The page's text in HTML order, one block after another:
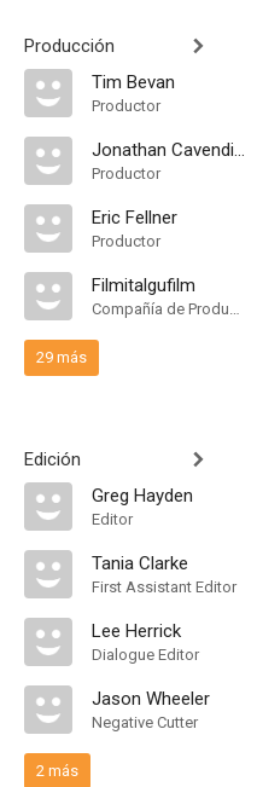
Producción
Tim Bevan
Productor
Jonathan Cavendish
Productor
Eric Fellner
Productor
Filmitalgufilm
Compañía de Produccion
29 más
Edición
Greg Hayden
Editor
Tania Clarke
First Assistant Editor
Lee Herrick
Dialogue Editor
Jason Wheeler
Negative Cutter
2 más